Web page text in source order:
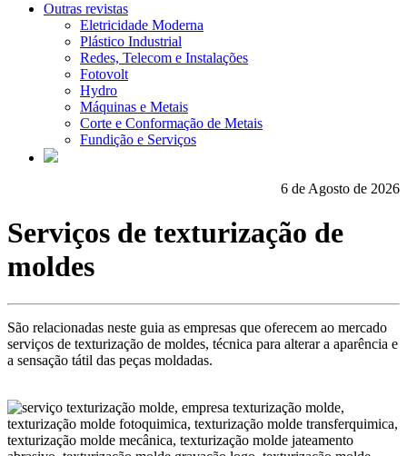
Outras revistas
Eletricidade Moderna
Plástico Industrial
Redes, Telecom e Instalações
Fotovolt
Hydro
Máquinas e Metais
Corte e Conformação de Metais
Fundição e Serviços
6 de Agosto de 2026
Serviços de texturização de
moldes
São relacionadas neste guia as empresas que oferecem ao mercado
serviços de texturização de moldes, técnica para alterar a aparência e
a sensação tátil das peças moldadas.